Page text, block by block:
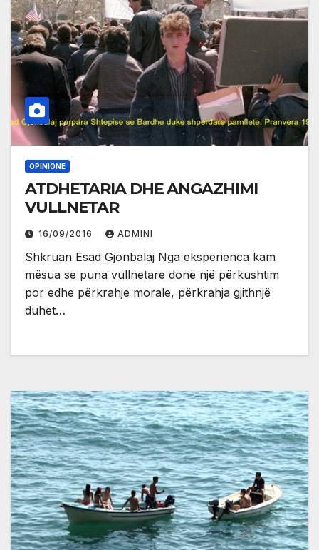
OPINIONE
ATDHETARIA DHE ANGAZHIMI
VULLNETAR
16/09/2016 ADMINI
Shkruan Esad Gjonbalaj Nga eksperienca kam
mësua se puna vullnetare donë një përkushtim
por edhe përkrahje morale, përkrahja gjithnjë
duhet…